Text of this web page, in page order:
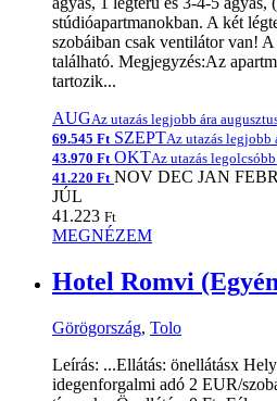
stúdióapartmanokban. A két
szobáiban csak ventilátor van!
található. Megjegyzés:Az
tartozik...
AUGAz utazás legjobb ára
69.545 Ft SZEPTAz utazás legjobb
43.970 Ft OKTAz utazás legolcsóbb
41.220 Ft NOV DEC JAN FEBR
JÚL
41.223 Ft
MEGNÉZEM
Hotel Romvi
Görögország, Tolo
Leírás: ...Ellátás: önellátásx
idegenforgalmi adó 2 EUR/